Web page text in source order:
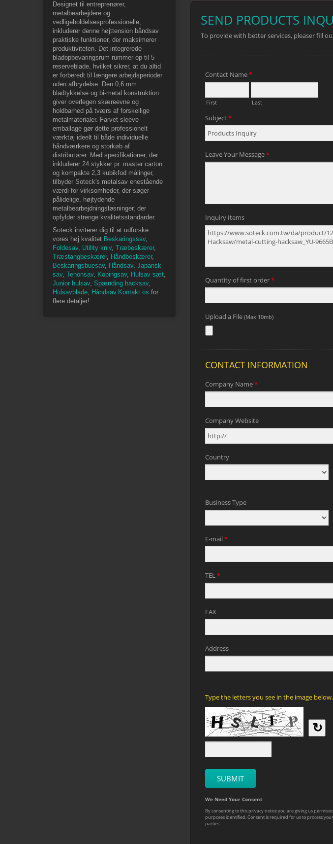
Designet til entreprenører,
metalbearbejdere og
vedligeholdelsesprofessionelle,
inkluderer denne højttension båndsav
praktiske funktioner, der maksimerer
produktiviteten. Det integrerede
bladopbevaringsrum rummer op til 5
reserveblade, hvilket sikrer, at du altid
er forberedt til længere arbejdsperioder
uden afbrydelse. Den 0,6 mm
bladtykkelse og bi-metal konstruktion
giver overlegen skæreevne og
holdbarhed på tværs af forskellige
metalmaterialer. Farvet sleeve
emballage gør dette professionelt
værktøj ideelt til både individuelle
håndværkere og storkøb af
distributører. Med specifikationer, der
inkluderer 24 stykker pr. master carton
og kompakte 2,3 kubikfod målinger,
tilbyder Soteck's metalsav enestående
værdi for virksomheder, der søger
pålidelige, højtydende
metalbearbejdningsløsninger, der
opfylder strenge kvalitetsstandarder.
Soteck inviterer dig til at udforske
vores høj kvalitet Beskaringssav,
Foldesav, Utility kniv, Træbeskærer,
Træstangbeskærer, Håndbeskærer,
Beskaringsbuesav, Håndsav, Japansk
sav, Tenonsav, Kopingsav, Hulsav sæt,
Junior hulsav, Spænding hacksav,
Hulsavblade, Håndsav. Kontakt os for
flere detaljer!